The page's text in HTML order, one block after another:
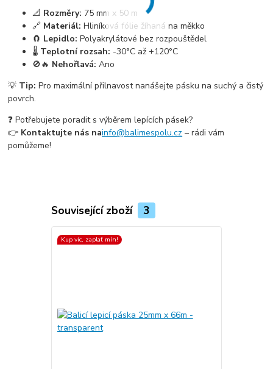
📐 Rozměry: 75 mm x 50 m
🔗 Materiál: Hliníková fólie žíhaná na měkko
🧲 Lepidlo: Polyakrylátové bez rozpouštědel
🌡️ Teplotní rozsah: -30°C až +120°C
🚫🔥 Nehořlavá: Ano
💡 Tip: Pro maximální přilnavost nanášejte pásku na suchý a čistý
povrch.
❓ Potřebujete poradit s výběrem lepících pásek?
👉 Kontaktujte nás nainfo@balimespolu.cz – rádi vám
pomůžeme!
Související zboží 3
Kup víc, zaplať mín!